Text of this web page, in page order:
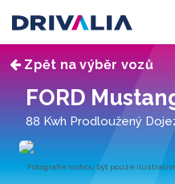
Zpět na výběr vozů
FORD
88 Kwh Prodloužený
Fotografie mohou být pouze